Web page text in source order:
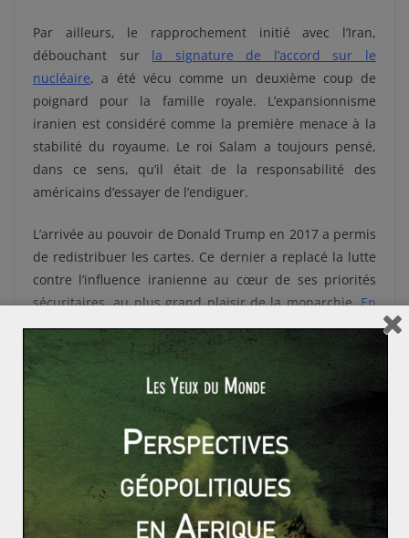
Par ailleurs, le rapprochement initié avec l’Iran,
débouchant sur la signature de l’accord sur le
nucléaire, a été vécu comme un deuxième coup de
poignard pour la famille royale. L’expansionnisme
iranien est considéré comme la première menace à la
stabilité du royaume. Le roi Salam a toujours pensé,
dans ce sens, qu’il était de la responsabilité des
américains d’essayer de l’endiguer.
L’arrivée au pouvoir de Donald Trump en 2017 a permis
de redistribuer les cartes. Ce dernier a replacé la lutte
contre l’influence iranienne au cœur de ses priorités
sécuritaires, au plus grand plaisir de la monarchie.En
se retirant de l’accord et en imposant de nouvelles
sanctions,
le président a donné de nouveaux gages de
confiance à son allié. Pour autant, l’équilibre entre les
deux pays reste durablement fragilisé. L’absence de
valeurs communes pèse de plus en plus dans leur
relation. Leur lien repose désormais principalement sur
les centaines de milliards de dollars de contrats
d’armement qui ont été signés.
Du reste, Donald Trump ne prévoit pas de renforcer sa